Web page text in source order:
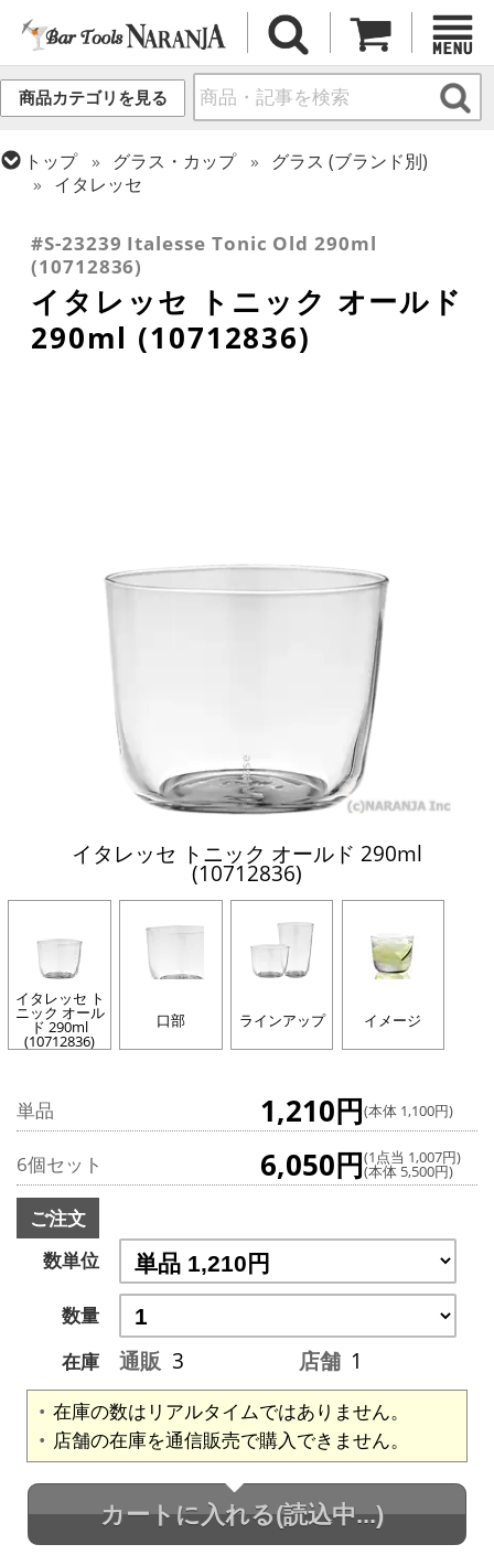
商品カテゴリを見る
トップ グラス・カップ
グラス (ブランド別)
イタレッセ
ロックグラス
#S-23239 Italesse Tonic Old 290ml
(10712836)
イタレッセ トニック オールド
290ml (10712836)
イタレッセ トニック オールド 290ml
(10712836)
イタレッセ ト
ニック オール
ド 290ml
(10712836)
口部 ラインアップ イメージ
単品 1,210円(本体 1,100円)
6個セット 6,050円(1点当 1,007円)
(本体 5,500円)
ご注文
数単位
数量
在庫
通販 3 店舗 1
在庫の数はリアルタイムではありません。
店舗の在庫を通信販売で購入できません。
カートに入れる(読込中...)